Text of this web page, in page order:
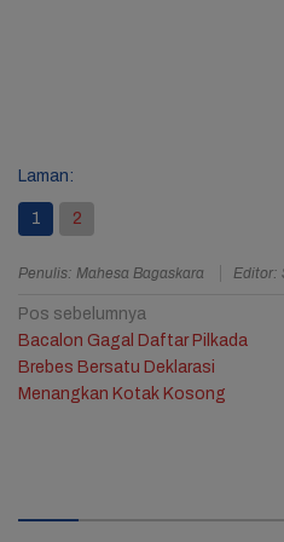
Laman:
1 2
Penulis: Mahesa Bagaskara Editor:
Navigasi
pos
Pos sebelumnya
Bacalon Gagal Daftar Pilkada
Brebes Bersatu Deklarasi
Menangkan Kotak Kosong